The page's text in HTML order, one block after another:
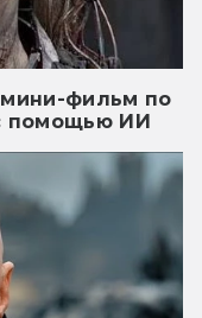
фильм по
помощью ИИ